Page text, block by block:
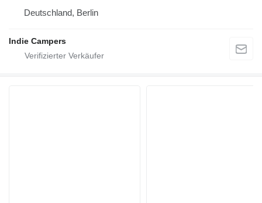
Deutschland, Berlin
Indie Campers